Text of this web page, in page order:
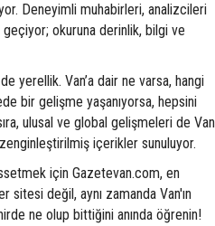
Deneyimli muhabirleri, analizcileri
okuruna derinlik, bilgi ve
yerellik. Van’a dair ne varsa, hangi
bir gelişme yaşanıyorsa, hepsini
ulusal ve global gelişmeleri de Van
içerikler sunuluyor.
için Gazetevan.com, en
sitesi değil, aynı zamanda Van'ın
ne olup bittiğini anında öğrenin!